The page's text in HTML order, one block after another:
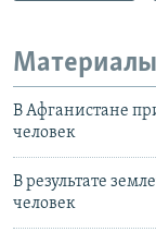
В Афганистане
человек
В результате
человек